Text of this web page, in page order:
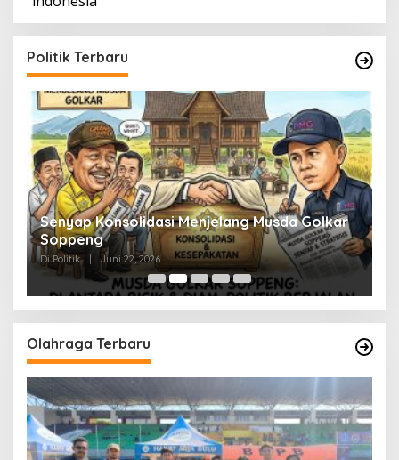
Politik Terbaru
Senyap Konsolidasi Menjelang Musda Golkar
Soppeng
Di Politik | Juni 22, 2026
Olahraga Terbaru